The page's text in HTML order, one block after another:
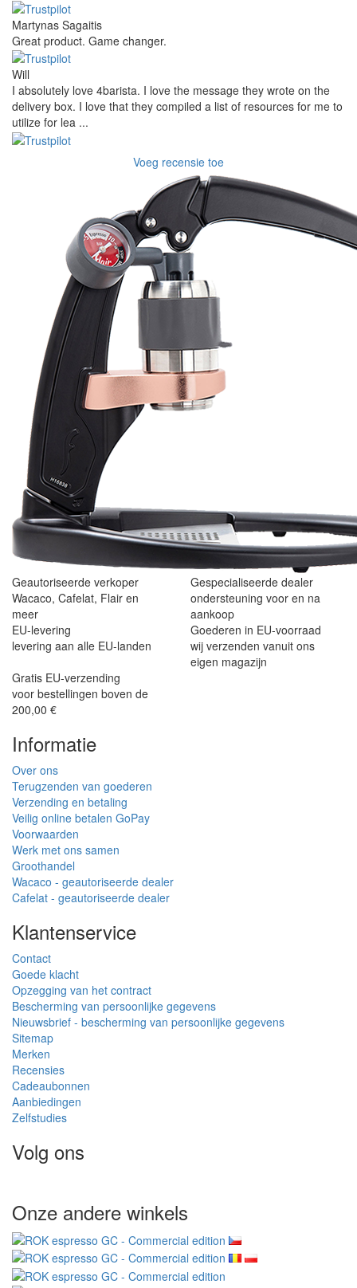
Martynas Sagaitis
Great product. Game changer.
Will
I absolutely love 4barista. I love the message they wrote on the
delivery box. I love that they compiled a list of resources for me to
utilize for lea ...
Voeg recensie toe
Geautoriseerde verkoper
Wacaco, Cafelat, Flair en
meer
Gespecialiseerde dealer
ondersteuning voor en na
aankoop
EU-levering
levering aan alle EU-landen
Goederen in EU-voorraad
wij verzenden vanuit ons
eigen magazijn
Gratis EU-verzending
voor bestellingen boven de
200,00 €
Informatie
Over ons
Terugzenden van goederen
Verzending en betaling
Veilig online betalen GoPay
Voorwaarden
Werk met ons samen
Groothandel
Wacaco - geautoriseerde dealer
Cafelat - geautoriseerde dealer
Klantenservice
Contact
Goede klacht
Opzegging van het contract
Bescherming van persoonlijke gegevens
Nieuwsbrief - bescherming van persoonlijke gegevens
Sitemap
Merken
Recensies
Cadeaubonnen
Aanbiedingen
Zelfstudies
Volg ons
Onze andere winkels